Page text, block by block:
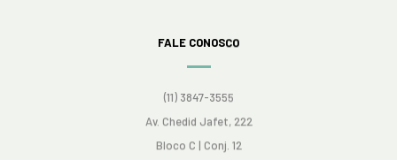
FALE CONOSCO
(11) 3847-3555
Av. Chedid Jafet, 222
Bloco C | Conj. 12